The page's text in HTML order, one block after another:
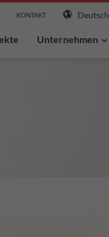
KONTAKT Deutsch
Unternehmen